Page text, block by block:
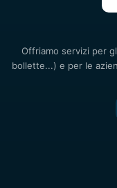
Offriamo servizi per
bollette...) e per le